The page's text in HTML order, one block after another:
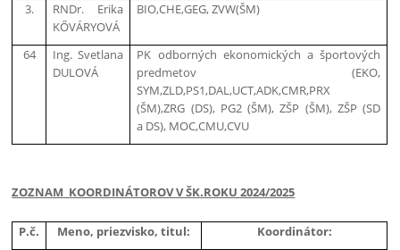
3.
RNDr. Erika
KŐVÁRYOVÁ
BIO,CHE,GEG, ZVW(ŠM)
64
Ing. Svetlana
DULOVÁ
PK odborných ekonomických a športových
predmetov (EKO,
SYM,ZLD,PS1,DAL,UCT,ADK,CMR,PRX
(ŠM),ZRG (DS), PG2 (ŠM), ZŠP (ŠM), ZŠP (SD
a DS), MOC,CMU,CVU
ZOZNAM KOORDINÁTOROV V ŠK.ROKU 2024/2025
P.č. Meno, priezvisko, titul:
Koordinátor: